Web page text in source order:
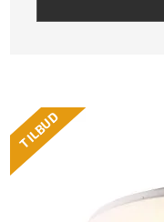
TILBUD